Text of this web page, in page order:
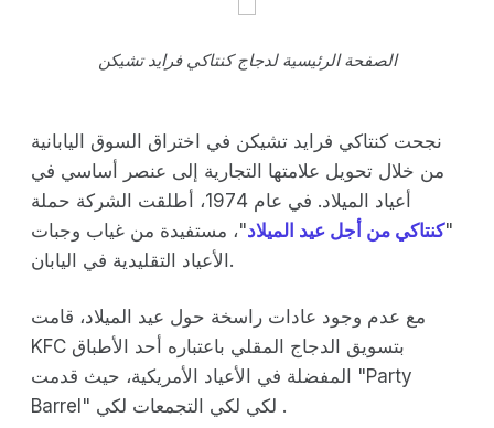
الصفحة الرئيسية لدجاج كنتاكي فرايد تشيكن
نجحت كنتاكي فرايد تشيكن في اختراق السوق اليابانية
من خلال تحويل علامتها التجارية إلى عنصر أساسي في
أعياد الميلاد. في عام 1974، أطلقت الشركة حملة
"كنتاكي من أجل عيد الميلاد"، مستفيدة من غياب وجبات
الأعياد التقليدية في اليابان.
مع عدم وجود عادات راسخة حول عيد الميلاد، قامت
KFC بتسويق الدجاج المقلي باعتباره أحد الأطباق
المفضلة في الأعياد الأمريكية، حيث قدمت "Party
Barrel" لكي لكي التجمعات لكي .